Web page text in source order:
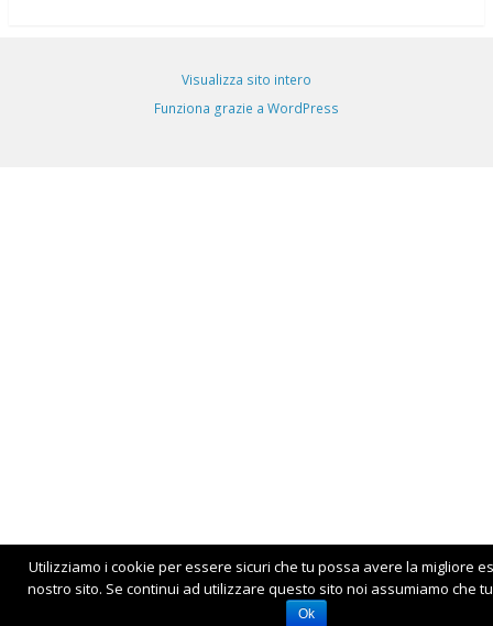
Visualizza sito intero
Funziona grazie a WordPress
Utilizziamo i cookie per essere sicuri che tu possa avere la migliore
nostro sito. Se continui ad utilizzare questo sito noi assumiamo che
Ok